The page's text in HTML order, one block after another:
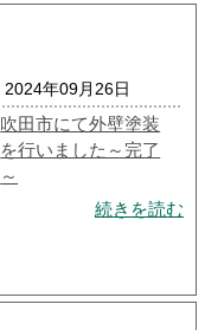
2024年09月26日
吹田市にて外壁塗装
を行いました～完了
～
続きを読む